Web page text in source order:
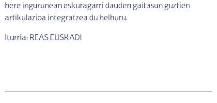
bere ingurunean eskuragarri dauden gaitasun guztien
artikulazioa integratzea du helburu.
Iturria: REAS EUSKADI